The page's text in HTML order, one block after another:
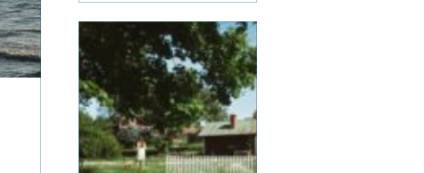
faciliteternas kvalitet s...